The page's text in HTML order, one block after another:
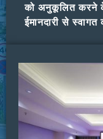
को अनुकूलित करने के
ईमानदारी से